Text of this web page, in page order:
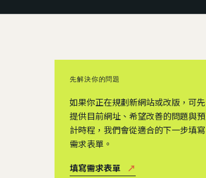
先解決你的問題
如果你正在規劃新網站或改版，可先
提供目前網址、希望改善的問題與預
計時程，我們會從適合的下一步填寫
需求表單。
填寫需求表單
↗